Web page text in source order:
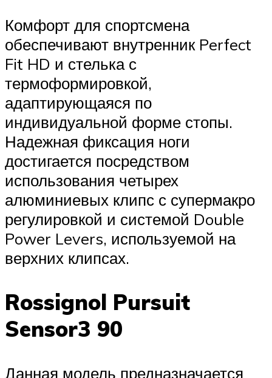
Комфорт для спортсмена
обеспечивают внутренник Perfect
Fit HD и стелька с
термоформировкой,
адаптирующаяся по
индивидуальной форме стопы.
Надежная фиксация ноги
достигается посредством
использования четырех
алюминиевых клипс с супермакро
регулировкой и системой Double
Power Levers, используемой на
верхних клипсах.
Rossignol Pursuit
Sensor3 90
Данная модель предназначается